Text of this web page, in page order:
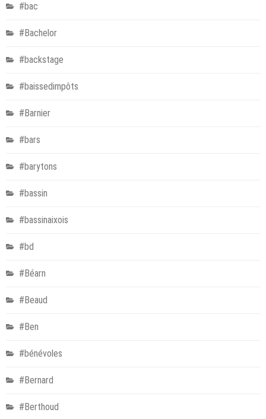
#bac
#Bachelor
#backstage
#baissedimpôts
#Barnier
#bars
#barytons
#bassin
#bassinaixois
#bd
#Béarn
#Beaud
#Ben
#bénévoles
#Bernard
#Berthoud